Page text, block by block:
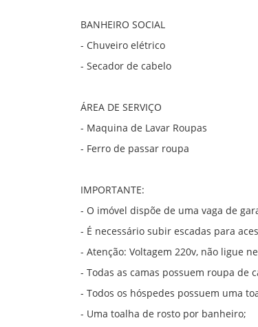
BANHEIRO SOCIAL
- Chuveiro elétrico
- Secador de cabelo
ÁREA DE SERVIÇO
- Maquina de Lavar Roupas
- Ferro de passar roupa
IMPORTANTE:
- O imóvel dispõe de uma vaga de
- É necessário subir escadas para
- Atenção: Voltagem 220v, não ligue
- Todas as camas possuem roupa de
- Todos os hóspedes possuem uma
- Uma toalha de rosto por banheiro;